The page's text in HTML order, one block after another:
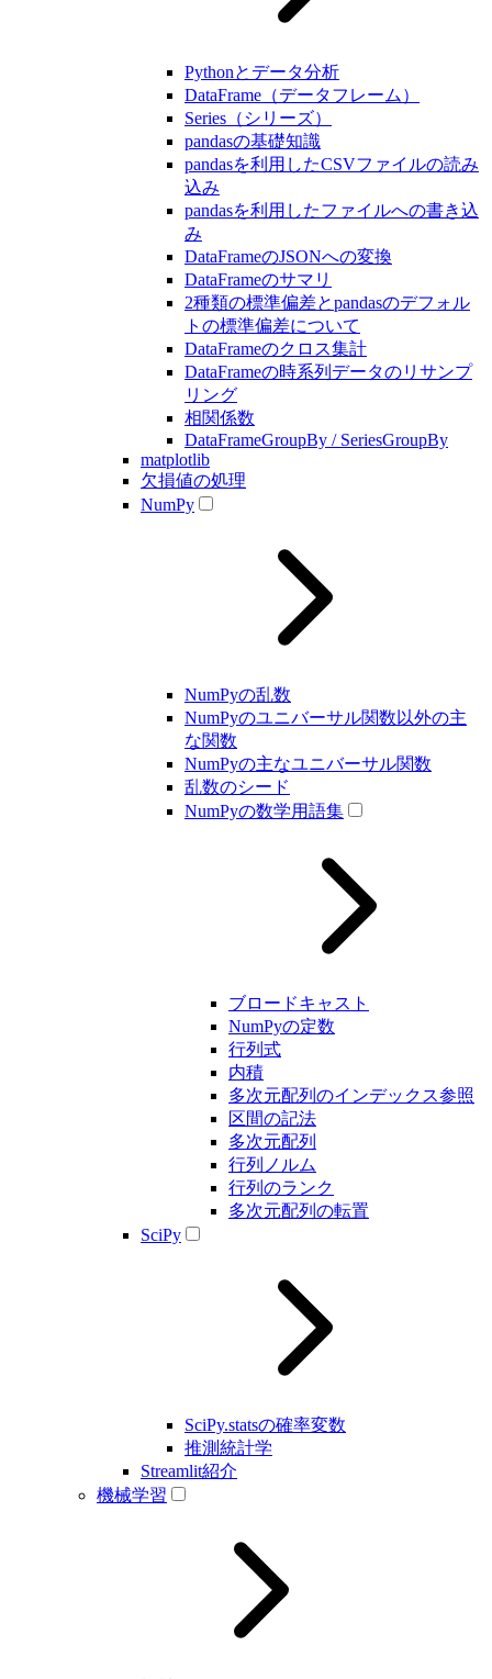
Pythonとデータ分析
DataFrame（データフレーム）
Series（シリーズ）
pandasの基礎知識
pandasを利用したCSVファイルの読み
込み
pandasを利用したファイルへの書き込
み
DataFrameのJSONへの変換
DataFrameのサマリ
2種類の標準偏差とpandasのデフォル
トの標準偏差について
DataFrameのクロス集計
DataFrameの時系列データのリサンプ
リング
相関係数
DataFrameGroupBy / SeriesGroupBy
matplotlib
欠損値の処理
NumPy
NumPyの乱数
NumPyのユニバーサル関数以外の主
な関数
NumPyの主なユニバーサル関数
乱数のシード
NumPyの数学用語集
ブロードキャスト
NumPyの定数
行列式
内積
多次元配列のインデックス参照
区間の記法
多次元配列
行列ノルム
行列のランク
多次元配列の転置
SciPy
SciPy.statsの確率変数
推測統計学
Streamlit紹介
機械学習